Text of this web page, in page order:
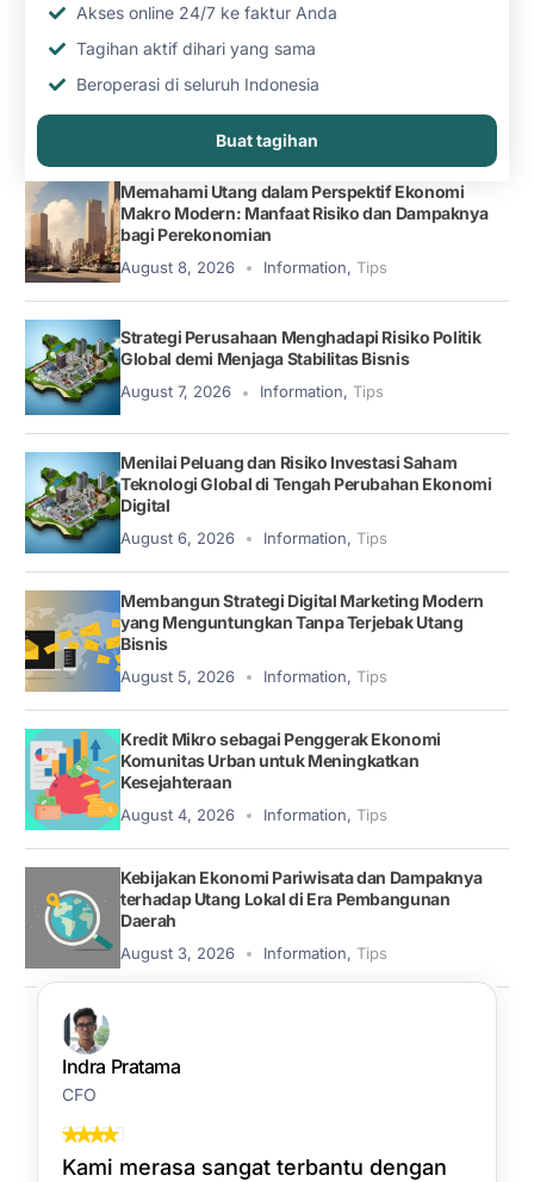
Akses online 24/7 ke faktur Anda
Tagihan aktif dihari yang sama
Beroperasi di seluruh Indonesia
Buat tagihan
Memahami Utang dalam Perspektif Ekonomi
Makro Modern: Manfaat Risiko dan Dampaknya
bagi Perekonomian
August 8, 2026 Information, Tips
Strategi Perusahaan Menghadapi Risiko Politik
Global demi Menjaga Stabilitas Bisnis
August 7, 2026 Information, Tips
Menilai Peluang dan Risiko Investasi Saham
Teknologi Global di Tengah Perubahan Ekonomi
Digital
August 6, 2026 Information, Tips
Membangun Strategi Digital Marketing Modern
yang Menguntungkan Tanpa Terjebak Utang
Bisnis
August 5, 2026 Information, Tips
Kredit Mikro sebagai Penggerak Ekonomi
Komunitas Urban untuk Meningkatkan
Kesejahteraan
August 4, 2026 Information, Tips
Kebijakan Ekonomi Pariwisata dan Dampaknya
terhadap Utang Lokal di Era Pembangunan
Daerah
August 3, 2026 Information, Tips
Indra Pratama
CFO
Kami merasa sangat terbantu dengan